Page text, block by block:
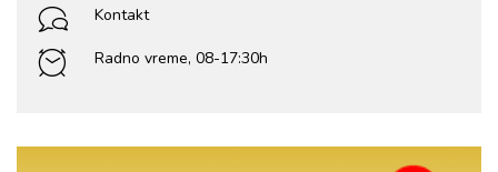
Kontakt
Radno vreme, 08-17:30h